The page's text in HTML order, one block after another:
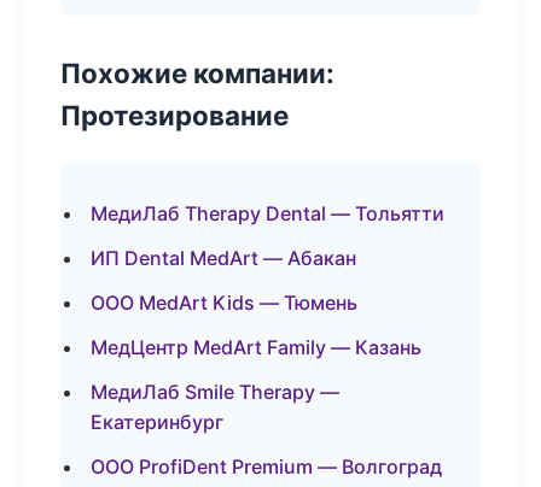
Похожие компании:
Протезирование
МедиЛаб Therapy Dental — Тольятти
ИП Dental MedArt — Абакан
ООО MedArt Kids — Тюмень
МедЦентр MedArt Family — Казань
МедиЛаб Smile Therapy —
Екатеринбург
ООО ProfiDent Premium — Волгоград